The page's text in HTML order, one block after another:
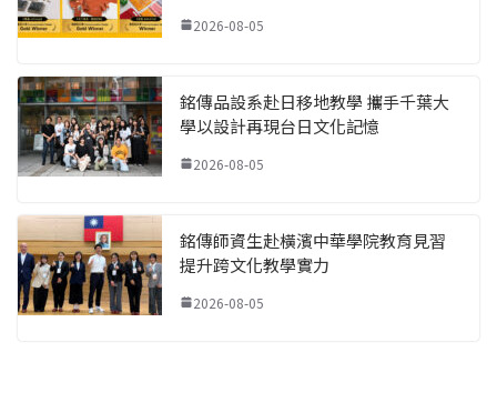
2026-08-05
銘傳品設系赴日移地教學 攜手千葉大
學以設計再現台日文化記憶
2026-08-05
銘傳師資生赴橫濱中華學院教育見習
提升跨文化教學實力
2026-08-05